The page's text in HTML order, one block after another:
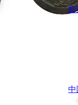
彫
中